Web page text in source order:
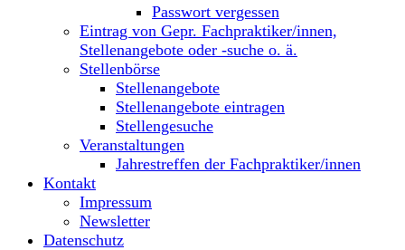
Passwort vergessen
Eintrag von Gepr. Fachpraktiker/innen,
Stellenangebote oder -suche o. ä.
Stellenbörse
Stellenangebote
Stellenangebote eintragen
Stellengesuche
Veranstaltungen
Jahrestreffen der Fachpraktiker/innen
Kontakt
Impressum
Newsletter
Datenschutz